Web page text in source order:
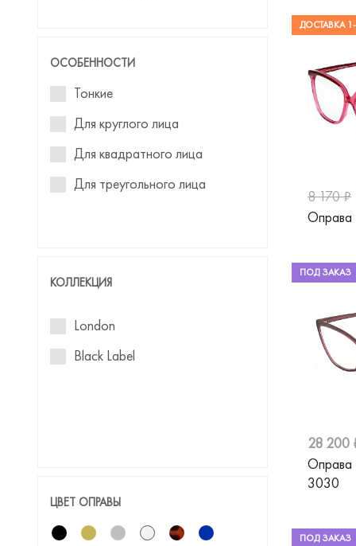
ОСОБЕННОСТИ
Тонкие
Для круглого лица
Для квадратного лица
Для треугольного лица
КОЛЛЕКЦИЯ
London
Black Label
ЦВЕТ ОПРАВЫ
ДОСТАВКА
8 170 ₽
Оправа
ПОД ЗАКАЗ
28 200
Оправа
3030
ПОД ЗАКАЗ